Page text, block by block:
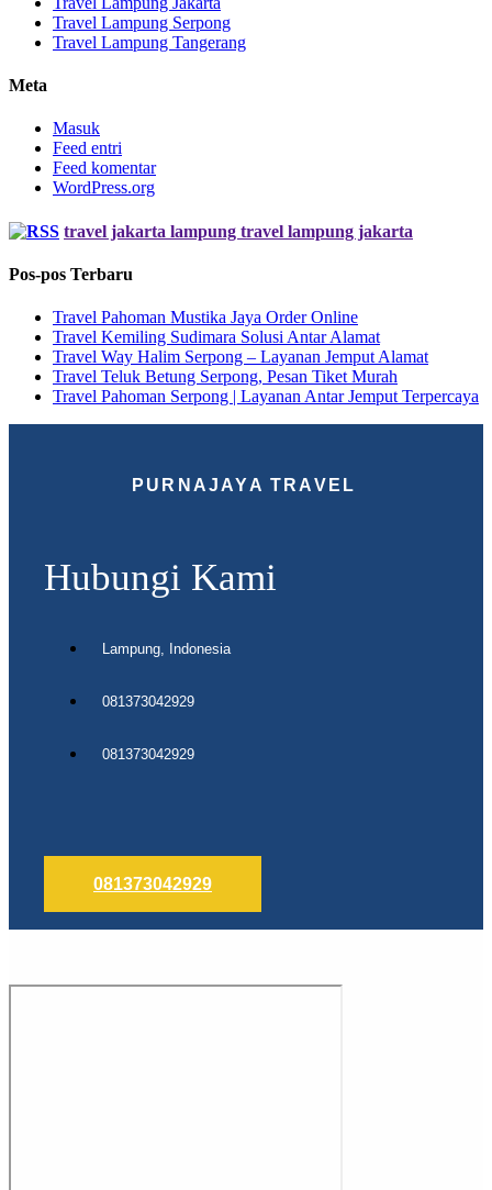
Travel Lampung Serpong
Travel Lampung Tangerang
Meta
Masuk
Feed entri
Feed komentar
WordPress.org
travel jakarta lampung travel lampung jakarta
Pos-pos Terbaru
Travel Pahoman Mustika Jaya Order Online
Travel Kemiling Sudimara Solusi Antar Alamat
Travel Way Halim Serpong – Layanan Jemput Alamat
Travel Teluk Betung Serpong, Pesan Tiket Murah
Travel Pahoman Serpong | Layanan Antar Jemput Terpercaya
PURNAJAYA TRAVEL
Hubungi Kami
Lampung, Indonesia
081373042929
081373042929
081373042929